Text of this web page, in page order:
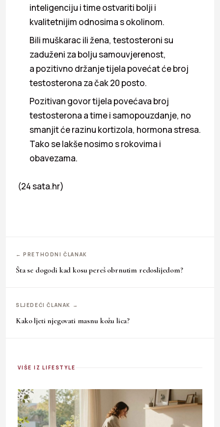
inteligenciju i time ostvariti bolji i
kvalitetnijim odnosima s okolinom.
Bili muškarac ili žena, testosteroni su
zaduženi za bolju samouvjerenost,
a pozitivno držanje tijela povećat će broj
testosterona za čak 20 posto.
Pozitivan govor tijela povećava broj
testosterona a time i samopouzdanje, no
smanjit će razinu kortizola, hormona stresa.
Tako se lakše nosimo s rokovima i
obavezama.
(24 sata.hr)
← PRETHODNI ČLANAK
Šta se dogodi kad kosu pereš obrnutim redoslijedom?
SLJEDEĆI ČLANAK →
Kako ljeti njegovati masnu kožu lica?
VIŠE IZ LIFESTYLE